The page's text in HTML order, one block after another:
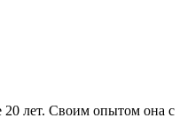
20 лет. Своим опытом она с